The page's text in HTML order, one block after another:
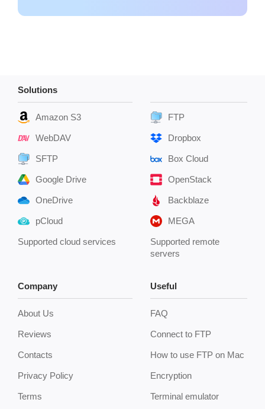
Solutions
Amazon S3
WebDAV
SFTP
Google Drive
OneDrive
pCloud
Supported cloud services
FTP
Dropbox
Box Cloud
OpenStack
Backblaze
MEGA
Supported remote
servers
Company
About Us
Reviews
Contacts
Privacy Policy
Terms
Useful
FAQ
Connect to FTP
How to use FTP on Mac
Encryption
Terminal emulator